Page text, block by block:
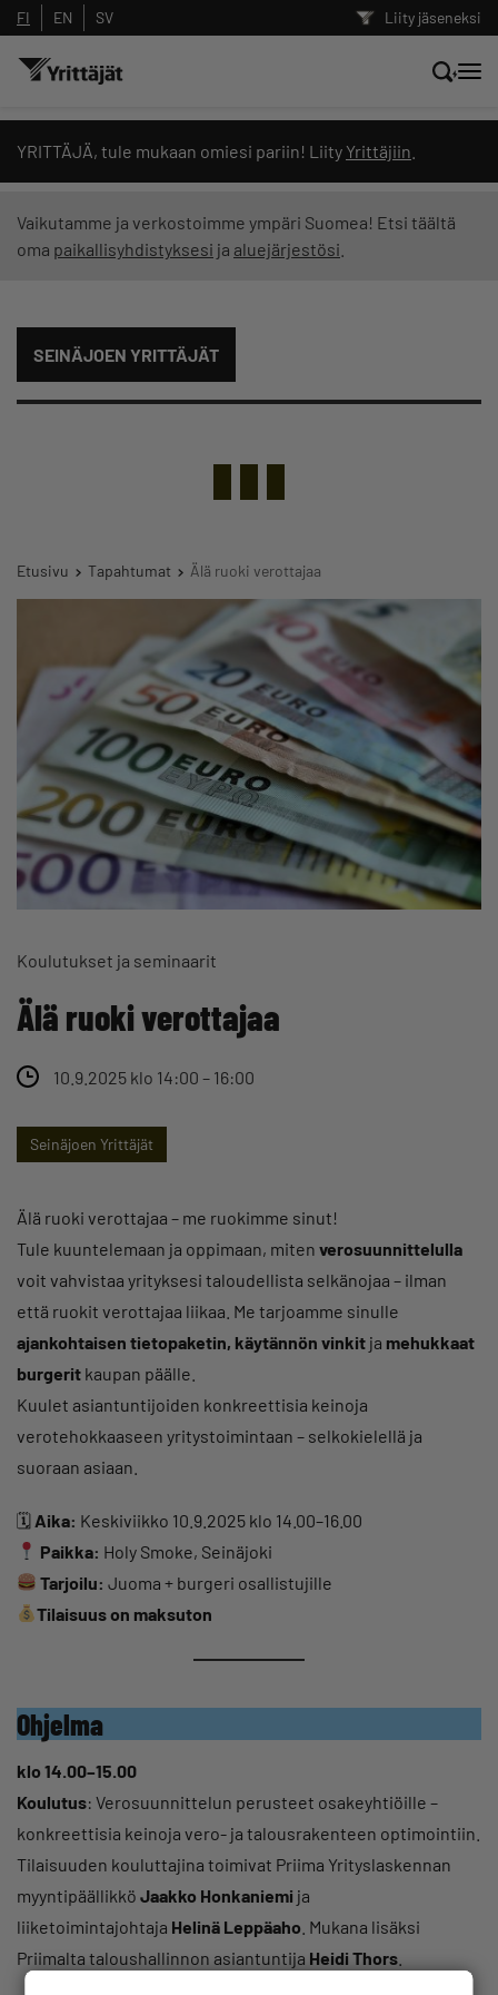
Liity jäseneksi
FI EN SV
YRITTÄJÄ, tule mukaan omiesi pariin! Liity Yrittäjiin
Vaikutamme ja verkostoimme ympäri Suomea! Etsi täältä
oma paikallisyhdistyksesi ja aluejärjestösi
SEINÄJOEN YRITTÄJÄT
Etusivu Tapahtumat Älä ruoki verottajaa
Koulutukset ja seminaarit
Älä ruoki verottajaa
10.9.2025 klo 14:00 – 16:00
Seinäjoen Yrittäjät
Älä ruoki verottajaa – me ruokimme sinut!
Tule kuuntelemaan ja oppimaan, miten verosuunnittelulla
voit vahvistaa yrityksesi taloudellista selkänojaa – ilman
että ruokit verottajaa liikaa. Me tarjoamme sinulle
ajankohtaisen tietopaketin, käytännön vinkit ja mehukkaat
burgerit kaupan päälle.
Kuulet asiantuntijoiden konkreettisia keinoja
verotehokkaaseen yritystoimintaan – selkokielellä ja
suoraan asiaan.
🗓 Aika: Keskiviikko 10.9.2025 klo 14.00–16.00
Paikka: Holy Smoke, Seinäjoki
Tarjoilu: Juoma + burgeri osallistujille
Tilaisuus on maksuton
Ohjelma
klo 14.00–15.00
Koulutus: Verosuunnittelun perusteet osakeyhtiöille –
konkreettisia keinoja vero- ja talousrakenteen optimointiin.
Tilaisuuden kouluttajina toimivat Priima Yrityslaskennan
myyntipäällikkö Jaakko Honkaniemi ja
liiketoimintajohtaja Helinä Leppäaho . Mukana lisäksi
Priimalta taloushallinnon asiantuntija Heidi Thors
Hae sivustolta tai kysy suoraan
Yrittäjien tekoälyltä
Suodata hakutuloksia: näytä kaikki sisältö